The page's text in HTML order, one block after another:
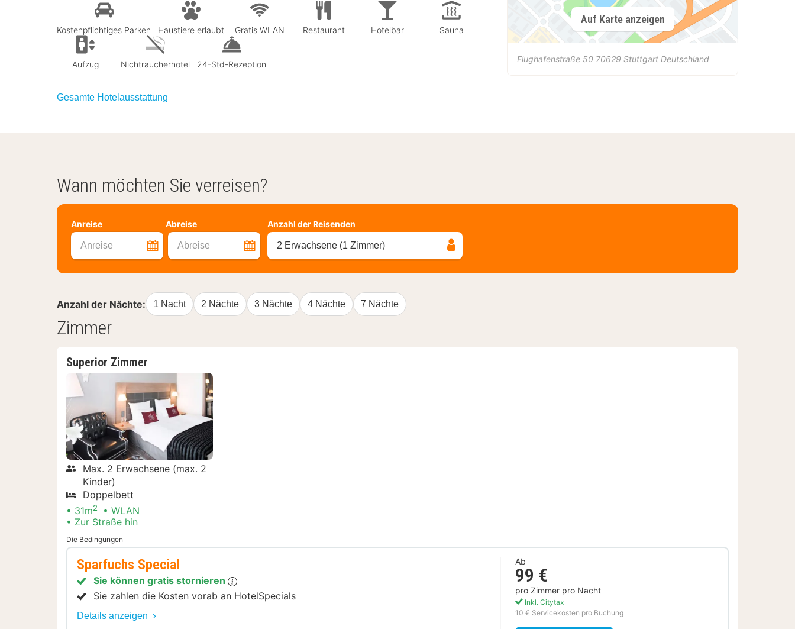
Kostenpflichtiges Parken Haustiere erlaubt Gratis WLAN Restaurant Hotelbar Sauna
Aufzug Nichtraucherhotel 24-Std-Rezeption
Gesamte Hotelausstattung
Auf Karte anzeigen
Flughafenstraße 50 70629 Stuttgart Deutschland
Wann möchten Sie verreisen?
Anreise Abreise
Anreise Abreise
Anzahl der Reisenden
2 Erwachsene (1 Zimmer)
Anzahl der Nächte: 1 Nacht 2 Nächte 3 Nächte 4 Nächte 7 Nächte
Zimmer
Superior Zimmer
Max. 2 Erwachsene (max. 2
Kinder)
Doppelbett
31m2
WLAN
Zur Straße hin
Die Bedingungen
Sparfuchs Special
Sie können gratis stornieren
Sie zahlen die Kosten vorab an HotelSpecials
Details anzeigen
Ab
99 €
pro Zimmer pro Nacht
Inkl. Citytax
10 € Servicekosten pro Buchung